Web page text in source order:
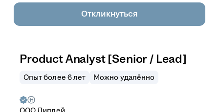
Откликнуться
Product Analyst [Senior / Lead]
Опыт более 6 лет Можно удалённо
ОООДиплей